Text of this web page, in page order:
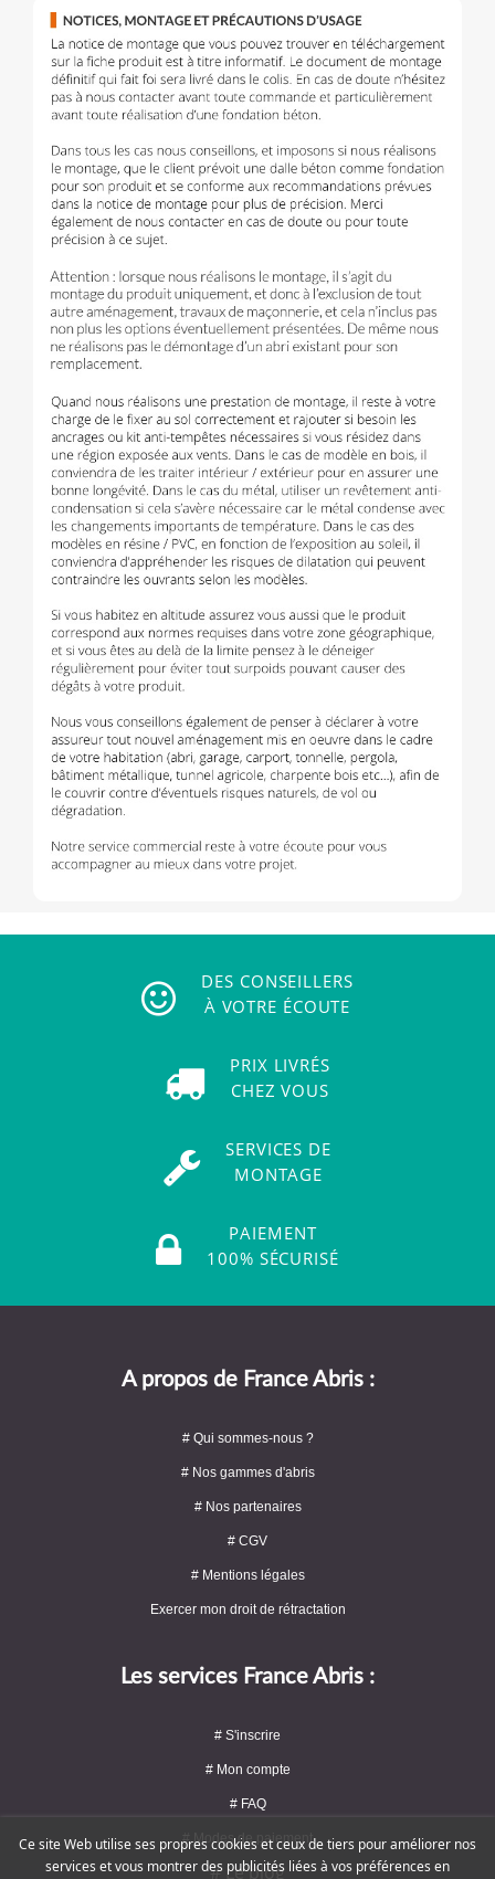
DES CONSEILLERS
À VOTRE ÉCOUTE
PRIX LIVRÉS
CHEZ VOUS
SERVICES DE
MONTAGE
PAIEMENT
100% SÉCURISÉ
A propos de France Abris :
# Qui sommes-nous ?
# Nos gammes d'abris
# Nos partenaires
# CGV
# Mentions légales
Exercer mon droit de rétractation
Les services France Abris :
# S'inscrire
# Mon compte
# FAQ
# Modes de paiement
# Le blog
Ce site Web utilise ses propres cookies et ceux de tiers pour améliorer nos
services et vous montrer des publicités liées à vos préférences en